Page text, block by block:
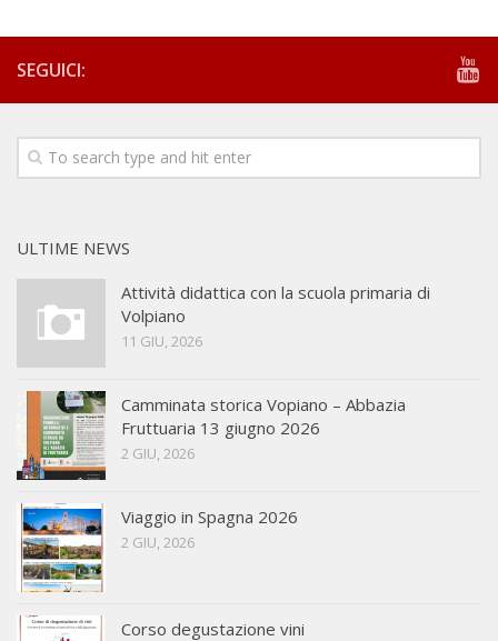
SEGUICI:
ULTIME NEWS
Attività didattica con la scuola primaria di
Volpiano
11 GIU, 2026
Camminata storica Vopiano – Abbazia
Fruttuaria 13 giugno 2026
2 GIU, 2026
Viaggio in Spagna 2026
2 GIU, 2026
Corso degustazione vini